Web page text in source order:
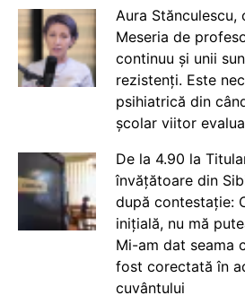
Aura Stănculescu,
Meseria de
continuu și unii
rezistenți. Este
psihiatrică din
școlar viitor
De la 4.90 la
învățătoare din
după contestație:
inițială, nu mă
Mi-am dat seama
fost corectată în
cuvântului